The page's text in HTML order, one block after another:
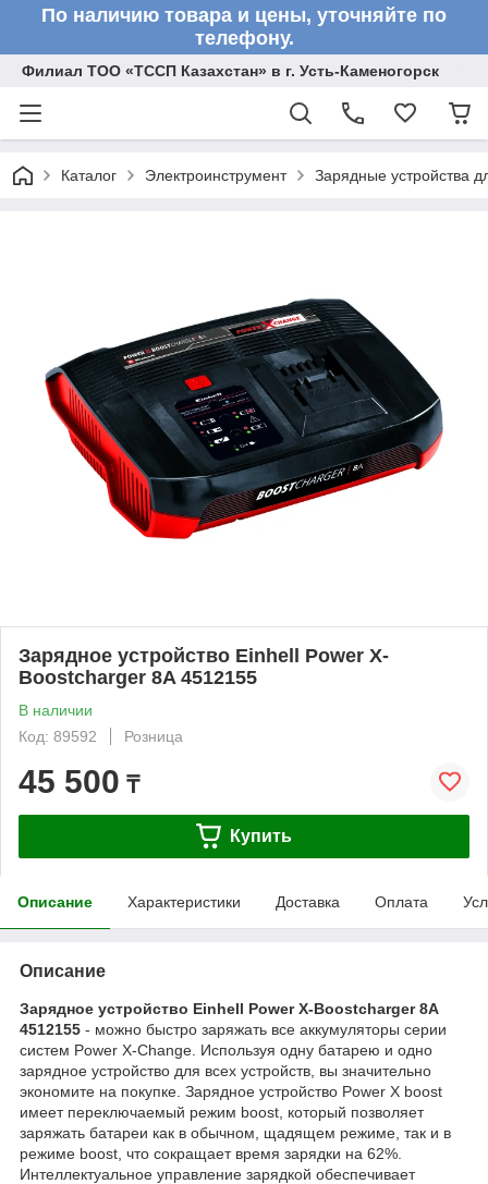
По наличию товара и цены, уточняйте по
телефону.
Филиал ТОО «ТССП Казахстан» в г. Усть-Каменогорск
Каталог Электроинструмент Зарядные устройства
Зарядное устройство Einhell Power X-
Boostcharger 8A 4512155
В наличии
Код: 89592
Розница
45 500 ₸
Купить
Описание Характеристики Доставка Оплата
Описание
Зарядное устройство Einhell Power X-Boostcharger 8A
4512155 - можно быстро заряжать все аккумуляторы серии
систем Power X-Change. Используя одну батарею и одно
зарядное устройство для всех устройств, вы значительно
экономите на покупке. Зарядное устройство Power X boost
имеет переключаемый режим boost, который позволяет
заряжать батареи как в обычном, щадящем режиме, так и в
режиме boost, что сокращает время зарядки на 62%.
Интеллектуальное управление зарядкой обеспечивает